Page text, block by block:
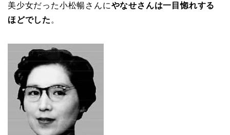
美少女だった小松暢さんにやなせさんは一目惚れする
ほどでした 。